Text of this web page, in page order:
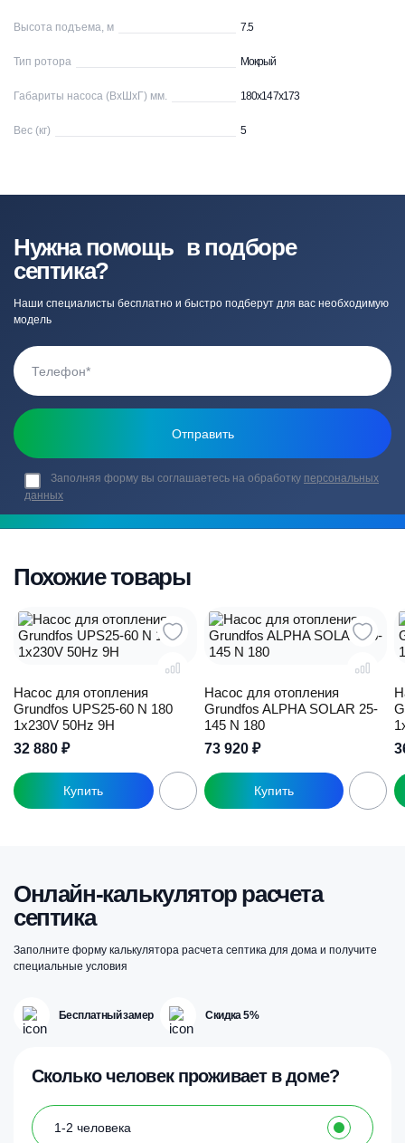
Высота подъема, м 7.5
Тип ротора Мокрый
Габариты насоса (ВхШхГ) мм. 180х147х173
Вес (кг) 5
Нужна помощь в подборе
септика?
Наши специалисты бесплатно и быстро подберут для вас необходимую
модель
Заполняя форму вы соглашаетесь на обработку персональных
данных
Похожие товары
Насос для отопления
Grundfos UPS25-60 N 180
1x230V 50Hz 9H
32 880 ₽
Насос для отопления
Grundfos ALPHA SOLAR 25-
145 N 180
73 920 ₽
Онлайн-калькулятор расчета
септика
Заполните форму калькулятора расчета септика для дома и получите
специальные условия
Бесплатный замер Скидка 5%
Сколько человек проживает в доме?
1-2 человека